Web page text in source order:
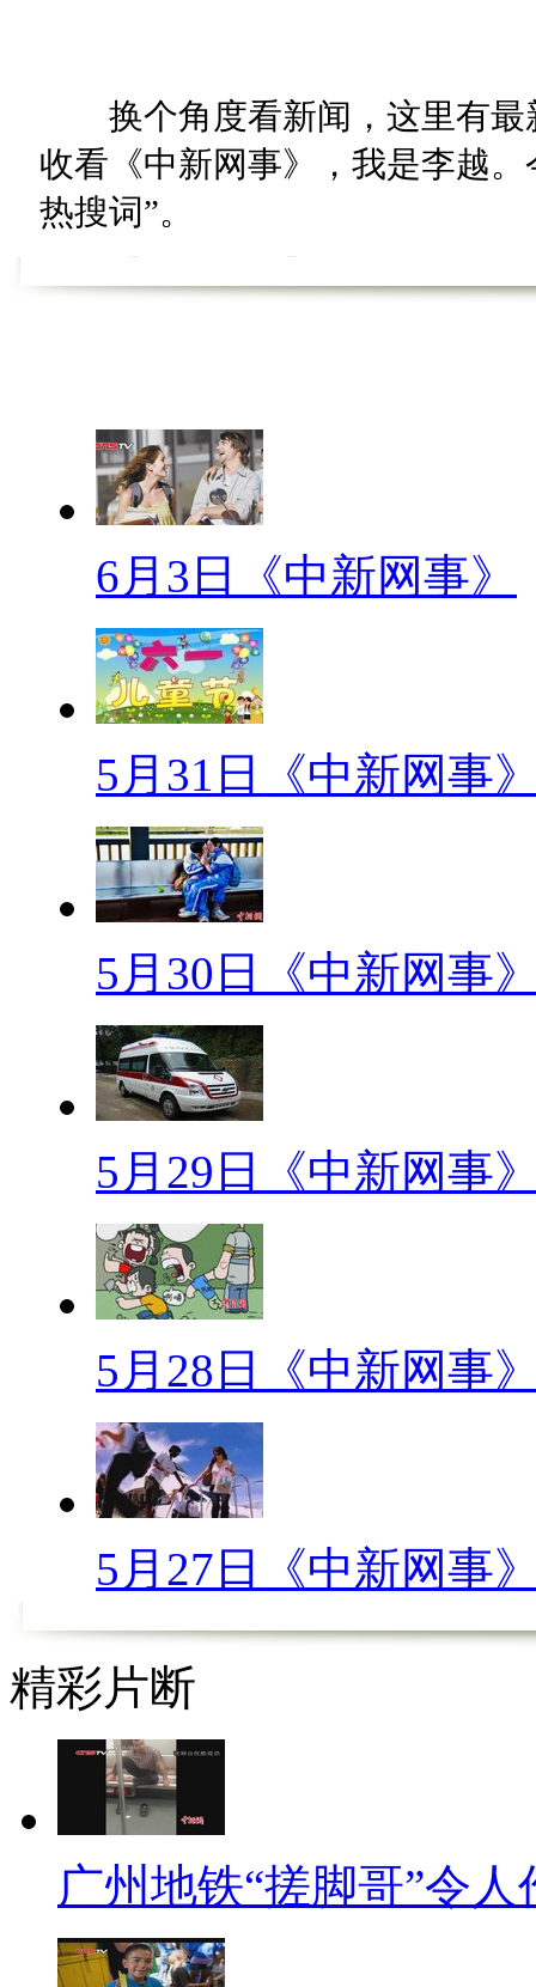
换个角度看新闻，这里有最
收看《中新网事》，我是李越
热搜词”。
想职业。然而，一些身处体制“
压、工作高压、舆论高压”的“新
【彼得潘综合征】
一项研究显示：25%的人有
是8年，女人一般是10~12年
不负责任、缺乏自信、依赖心
等。
【带饭哥】
江西农业大学现中国好室友
还拎着1份，话说每个寝室都有
水，他们带的不是饭，是感情！
【史上最严高考安检】
文胸要换成背心，裤子穿松
拖…据新华社报道，今年吉林
一响，就将被拒之门外。身体
可入场。
【网事观察】
【标题】直升机求婚：浪漫
【口播】人生若为爱繁忙，
升机换得美娇娘！近日，在四
是直升机！不过，如此大手笔
【解说】
夜幕刚降临，在青白江凤凰
机，跳下一名男子，手捧玫瑰
连衣裙的女孩，直到此时，人
演，众人可能以为是哪个富豪
主角并不富有，他希望女友能
机，一小时费用2万到8万不等
6月3日《中新网事》
5月31日《中新网事
5月30日《中新网事
5月29日《中新网事
5月28日《中新网事
5月27日《中新网事
精彩片断
广州地铁“搓脚哥”令人